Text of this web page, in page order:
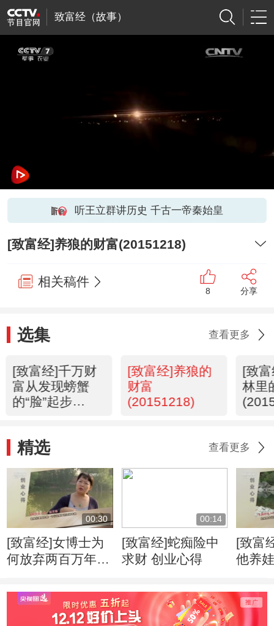
致富经（故事）
听王立群讲历史 千古一帝秦始皇
[致富经]养狼的财富(20151218)
相关稿件
8 分享
选集 查看更多
[致富经]千万财
富从发现螃蟹
的“脸”起步
[致富经]养狼的
财富
(20151218)
[致
林里
精选 查看更多
00:30
[致富经]女博士为
何放弃两百万年薪
00:14
[致富经]蛇痴险中
求财 创业心得
[致富
他养